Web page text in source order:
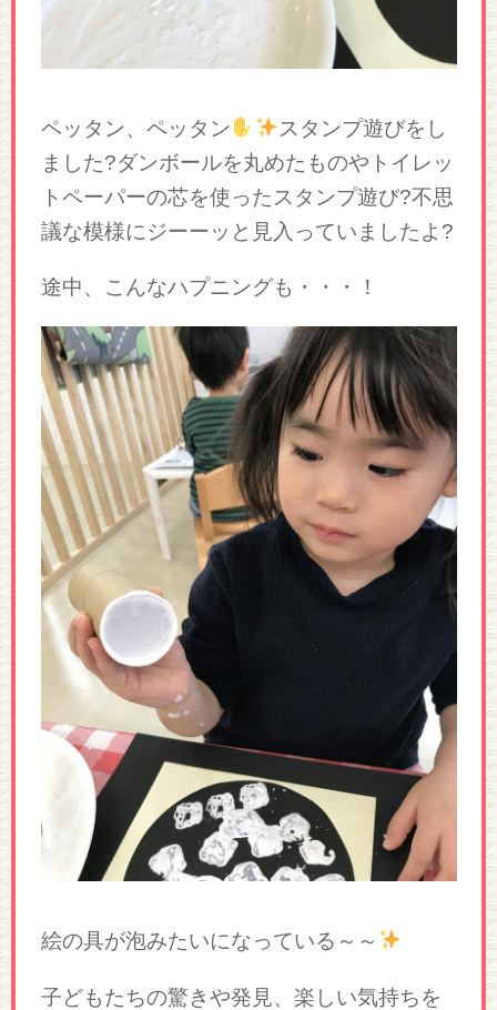
ペッタン、ペッタン
スタンプ遊びをし
ました?ダンボールを丸めたものやトイレッ
トペーパーの芯を使ったスタンプ遊び?不思
議な模様にジーーッと見入っていましたよ?
途中、こんなハプニングも・・・！
絵の具が泡みたいになっている～～
子どもたちの驚きや発見、楽しい気持ちを